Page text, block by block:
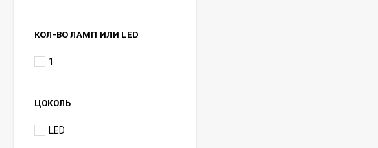
КОЛ-ВО ЛАМП ИЛИ LED
1
ЦОКОЛЬ
LED